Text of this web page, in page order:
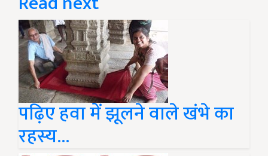
पढ़िए हवा में झूलने वाले खंभे का
रहस्य...